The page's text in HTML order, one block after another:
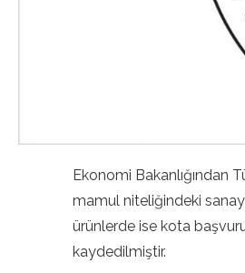
Ekonomi Bakanlığından
mamul niteliğindeki
ürünlerde ise kota
kaydedilmiştir.